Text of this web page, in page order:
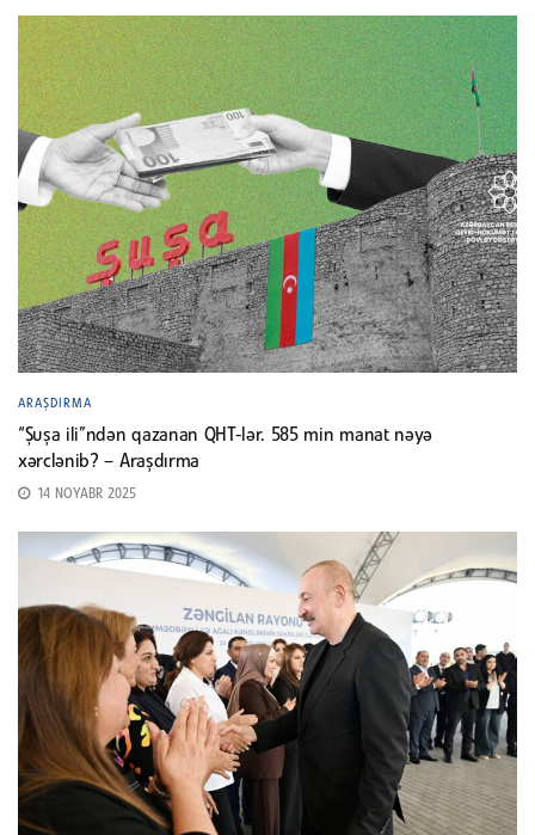
ARAŞDIRMA
“Şuşa ili”ndən qazanan QHT-lər. 585 min manat nəyə
xərclənib? – Araşdırma
14 NOYABR 2025